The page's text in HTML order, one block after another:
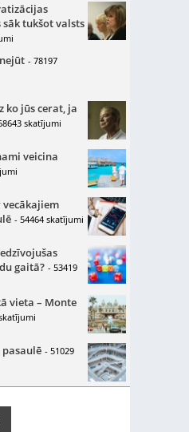
tukšot valsts
- 78197
ko jūs cerat, ja
skatījumi
veicina
- 54464 skatījumi
gaitā? - 53419
vieta – Monte
- 51029